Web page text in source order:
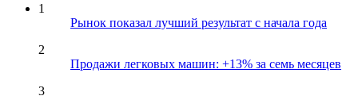
1
Рынок показал лучший результат с начала года
2
Продажи легковых машин: +13% за семь месяцев
3